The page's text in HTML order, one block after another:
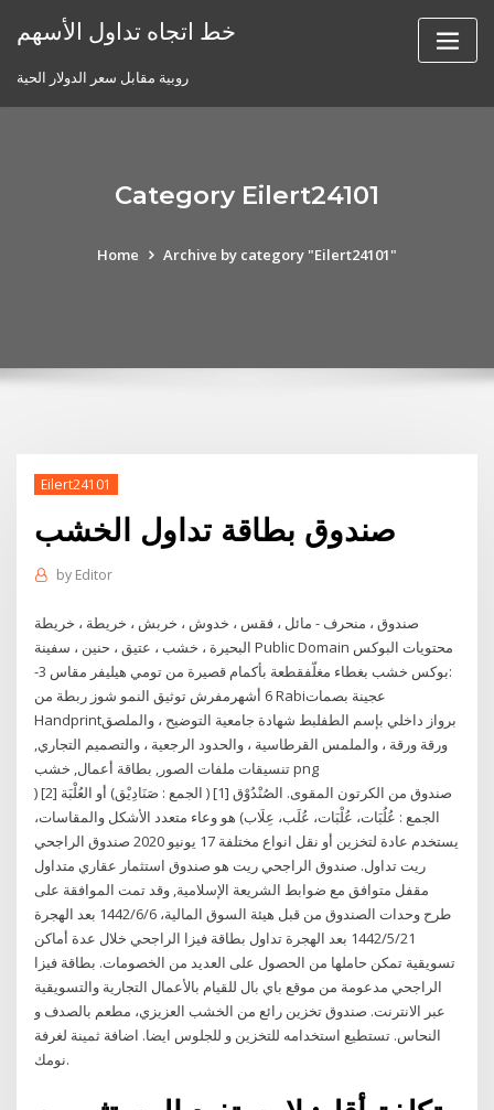
خط اتجاه تداول الأسهم
روبية مقابل سعر الدولار الحية
Category Eilert24101
Home Archive by category "Eilert24101"
Eilert24101
صندوق بطاقة تداول الخشب
by Editor
صندوق ، منحرف - مائل ، فقس ، خدوش ، خربش ، خريطة ، خريطة
البحيرة ، خشب ، عتيق ، حنين ، سفينة Public Domain محتويات البوكس
:بوكس خشب بغطاء مغلّفقطعة بأكمام قصيرة من تومي هيليفر مقاس 3-
6 أشهرمفرش توثيق النمو شوز ربطة من Rabiعجينة بصمات
Handprintبرواز داخلي بإسم الطفلبط شهادة جامعية التوضيح ، والملصق
ورقة ورقة ، والملمس القرطاسية ، والحدود الرجعية ، والتصميم التجاري,
تنسيقات ملفات الصور, بطاقة أعمال, خشب png
صندوق من الكرتون المقوى. الصُنْدُوْق [1] ( الجمع : صَنَادِيْق) أو العُلْبَة [2] (
الجمع : عُلُبَات، عُلْبَات، عُلَب، عِلَاب) هو وعاء متعدد الأشكل والمقاسات،
يستخدم عادة لتخزين أو نقل انواع مختلفة 17 يونيو 2020 صندوق الراجحي
ريت تداول. صندوق الراجحي ريت هو صندوق استثمار عقاري متداول
مقفل متوافق مع ضوابط الشريعة الإسلامية, وقد تمت الموافقة على
طرح وحدات الصندوق من قبل هيئة السوق المالية، 6‏‏/6‏‏/1442 بعد الهجرة
21‏‏/5‏‏/1442 بعد الهجرة تداول بطاقة فيزا الراجحي خلال عدة أماكن
تسويقية تمكن حاملها من الحصول على العديد من الخصومات. بطاقة فيزا
الراجحي مدعومة من موقع باي بال للقيام بالأعمال التجارية والتسويقية
عبر الانترنت. صندوق تخزين رائع من الخشب العزيزي، مطعم بالصدف و
النحاس. تستطيع استخدامه للتخزين و للجلوس ايضا. اضافة ثمينة لغرفة
نومك.